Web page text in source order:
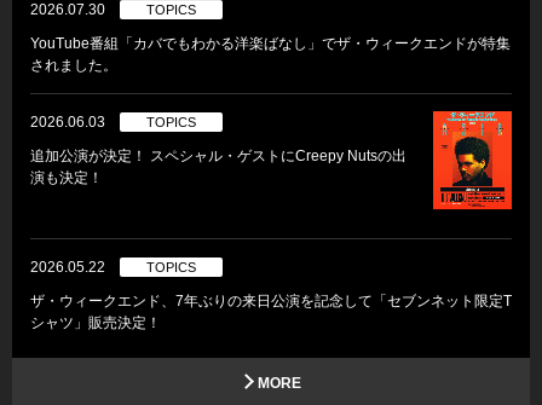
2026.07.30 TOPICS
YouTube番組「カバでもわかる洋楽ばなし」でザ・ウィークエンドが特集
されました。
2026.06.03 TOPICS
追加公演が決定！ スペシャル・ゲストにCreepy Nutsの出
演も決定！
2026.05.22 TOPICS
ザ・ウィークエンド、7年ぶりの来日公演を記念して「セブンネット限定T
シャツ」販売決定！
MORE